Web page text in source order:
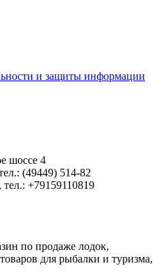
и защиты информации
шоссе 4
(49449) 514-82
тел.: +79159110819
по продаже лодок,
для рыбалки и туризма,